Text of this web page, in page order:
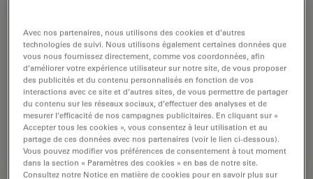
Système d'observation de la rétine sans
contact Leica RUV800
Avec nos partenaires, nous utilisons des cookies et d’autres
technologies de suivi. Nous utilisons également certaines données que
vous nous fournissez directement, comme vos coordonnées, afin
d’améliorer votre expérience utilisateur sur notre site, de vous proposer
des publicités et du contenu personnalisés en fonction de vos
interactions avec ce site et d’autres sites, de vous permettre de partager
du contenu sur les réseaux sociaux, d’effectuer des analyses et de
mesurer l’efficacité de nos campagnes publicitaires. En cliquant sur «
Accepter tous les cookies », vous consentez à leur utilisation et au
partage de ces données avec nos partenaires (voir le lien ci-dessous).
Vous pouvez modifier vos préférences de consentement à tout moment
dans la section « Paramètres des cookies » en bas de notre site.
Consultez notre Notice en matière de cookies pour en savoir plus sur